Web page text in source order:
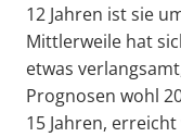
12 Jahren ist sie
Mittlerweile hat
etwas
Prognosen wohl
15 Jahren,